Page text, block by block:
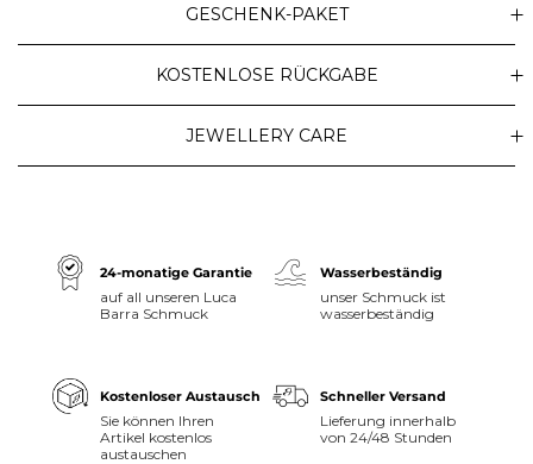
GESCHENK-PAKET
KOSTENLOSE RÜCKGABE
JEWELLERY CARE
24-monatige Garantie
auf all unseren Luca
Barra Schmuck
Wasserbeständig
unser Schmuck ist
wasserbeständig
Kostenloser Austausch
Sie können Ihren
Artikel kostenlos
austauschen
Schneller Versand
Lieferung innerhalb
von 24/48 Stunden